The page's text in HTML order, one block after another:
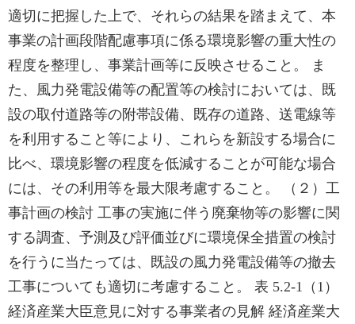
適切に把握した上で、それらの結果を踏まえて、本
事業の計画段階配慮事項に係る環境影響の重大性の
程度を整理し、事業計画等に反映させること。 ま
た、風力発電設備等の配置等の検討においては、既
設の取付道路等の附帯設備、既存の道路、送電線等
を利用すること等により、これらを新設する場合に
比べ、環境影響の程度を低減することが可能な場合
には、その利用等を最大限考慮すること。 （２）工
事計画の検討 工事の実施に伴う廃棄物等の影響に関
する調査、予測及び評価並びに環境保全措置の検討
を行うに当たっては、既設の風力発電設備等の撤去
工事についても適切に考慮すること。 表 5.2-1（1）
経済産業大臣意見に対する事業者の見解 経済産業大